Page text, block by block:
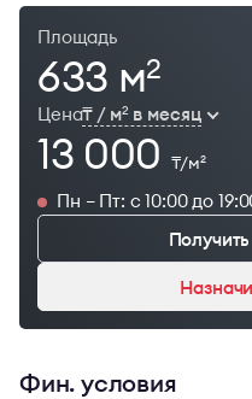
Площадь
633 м2
Цена₸ / м2в месяц
13 000 ₸/м2
Пн – Пт: с 10:00 до
Фин. условия